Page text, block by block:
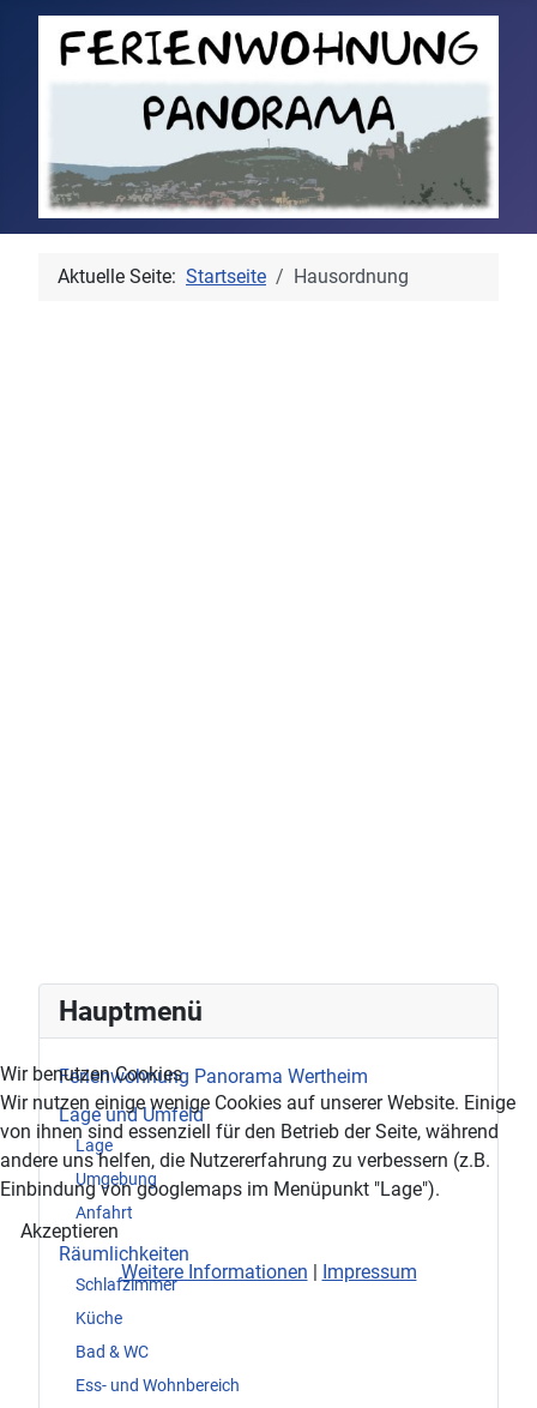
Aktuelle Seite: Startseite Hausordnung
Hauptmenü
Ferienwohnung Panorama Wertheim
Lage und Umfeld
Lage
Umgebung
Anfahrt
Räumlichkeiten
Schlafzimmer
Küche
Bad & WC
Ess- und Wohnbereich
Wir benutzen Cookies
Wir nutzen einige wenige Cookies auf unserer Website. Einige
von ihnen sind essenziell für den Betrieb der Seite, während
andere uns helfen, die Nutzererfahrung zu verbessern (z.B.
Einbindung von googlemaps im Menüpunkt "Lage").
Akzeptieren
Weitere Informationen | Impressum